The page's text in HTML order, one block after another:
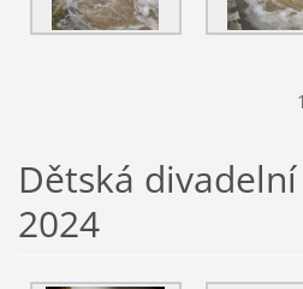
1
Dětská
2024